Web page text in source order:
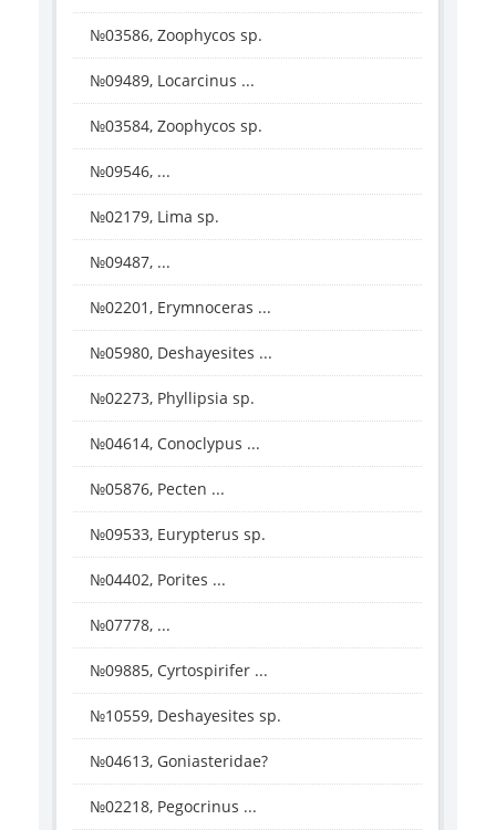
№03586, Zoophycos sp.
№09489, Locarcinus ...
№03584, Zoophycos sp.
№09546, ...
№02179, Lima sp.
№09487, ...
№02201, Erymnoceras ...
№05980, Deshayesites ...
№02273, Phyllipsia sp.
№04614, Conoclypus ...
№05876, Pecten ...
№09533, Eurypterus sp.
№04402, Porites ...
№07778, ...
№09885, Cyrtospirifer ...
№10559, Deshayesites sp.
№04613, Goniasteridae?
№02218, Pegocrinus ...